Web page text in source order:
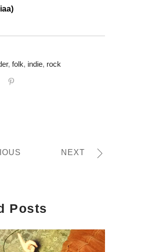
, folk, indie, rock
NEXT
Posts